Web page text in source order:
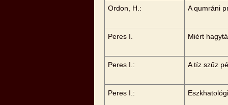
Ordon, H.: A qumráni
Peres I. Miért
Peres I.: A tíz szűz
Peres I.: